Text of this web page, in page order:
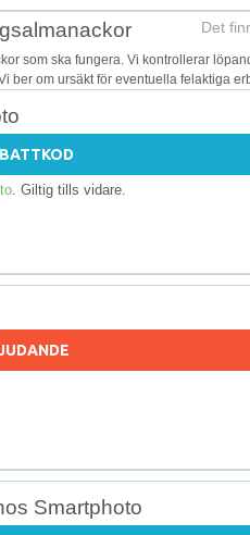
Det
som ska fungera. Vi kontrollerar
ber om ursäkt för eventuella felaktiga
. Giltig tills vidare.
Smartphoto